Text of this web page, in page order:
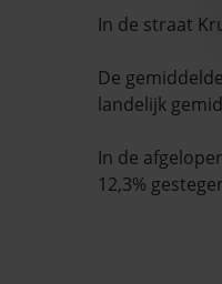
In de straat
De
landelijk
In de
12,3%